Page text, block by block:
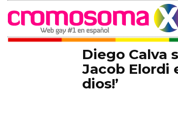
Diego Calva
Jacob Elordi
dios!’